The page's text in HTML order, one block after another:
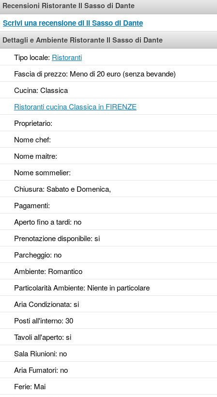
Recensioni Ristorante Il Sasso di Dante
Scrivi una recensione di Il Sasso di Dante
Dettagli e Ambiente Ristorante Il Sasso di Dante
Tipo locale: Ristoranti
Fascia di prezzo: Meno di 20 euro (senza bevande)
Cucina: Classica
Ristoranti cucina Classica in FIRENZE
Proprietario:
Nome chef:
Nome maitre:
Nome sommelier:
Chiusura: Sabato e Domenica,
Pagamenti:
Aperto fino a tardi: no
Prenotazione disponibile: si
Parcheggio: no
Ambiente: Romantico
Particolarità Ambiente: Niente in particolare
Aria Condizionata: si
Posti all'interno: 30
Tavoli all'aperto: si
Sala Riunioni: no
Aria Fumatori: no
Ferie: Mai